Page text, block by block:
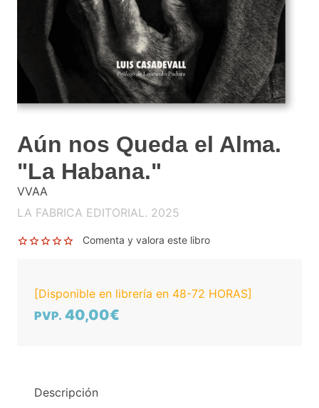
Aún nos Queda el Alma.
"La Habana."
VVAA
LA FABRICA EDITORIAL. 2025
Comenta y valora este libro
[Disponible en librería en 48-72 HORAS]
PVP. 40,00€
Descripción